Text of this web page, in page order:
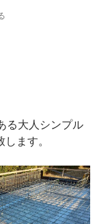
る大人シンプル
ます。